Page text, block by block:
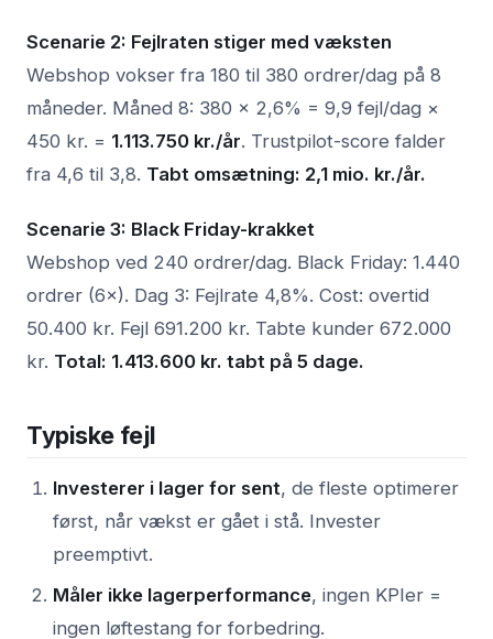
Scenarie 2: Fejlraten stiger med væksten
Webshop vokser fra 180 til 380 ordrer/dag på 8
måneder. Måned 8: 380 × 2,6% = 9,9 fejl/dag ×
450 kr. = 1.113.750 kr./år. Trustpilot-score falder
fra 4,6 til 3,8. Tabt omsætning: 2,1 mio. kr./år.
Scenarie 3: Black Friday-krakket
Webshop ved 240 ordrer/dag. Black Friday: 1.440
ordrer (6×). Dag 3: Fejlrate 4,8%. Cost: overtid
50.400 kr. Fejl 691.200 kr. Tabte kunder 672.000
kr. Total: 1.413.600 kr. tabt på 5 dage.
Typiske fejl
Investerer i lager for sent, de fleste optimerer
først, når vækst er gået i stå. Invester
preemptivt.
Måler ikke lagerperformance, ingen KPIer =
ingen løftestang for forbedring.